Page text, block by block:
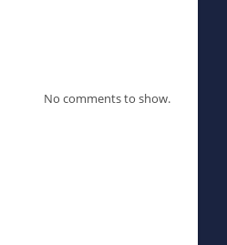
No comments to show.